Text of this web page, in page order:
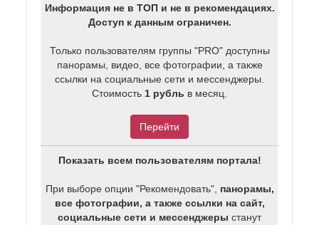
Информация не в ТОП и не в рекомендациях.
Доступ к данным ограничен.
Только пользователям группы "PRO" доступны
панорамы, видео, все фотографии, а также
ссылки на социальные сети и мессенджеры.
Стоимость 1 рубль в месяц.
Перейти
Показать всем пользователям портала!
При выборе опции "Рекомендовать", панорамы,
все фотографии, а также ссылки на сайт,
социальные сети и мессенджеры станут